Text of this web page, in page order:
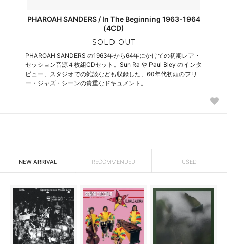
PHAROAH SANDERS / In The Beginning 1963-1964
(4CD)
SOLD OUT
PHAROAH SANDERS の1963年から64年にかけての初期レア・
セッション音源４枚組CDセット。Sun Ra や Paul Bley のインタ
ビュー、スタジオでの雑談なども収録した、60年代初頭のフリ
ー・ジャズ・シーンの貴重なドキュメント。
NEW ARRIVAL RECOMMENDED USED